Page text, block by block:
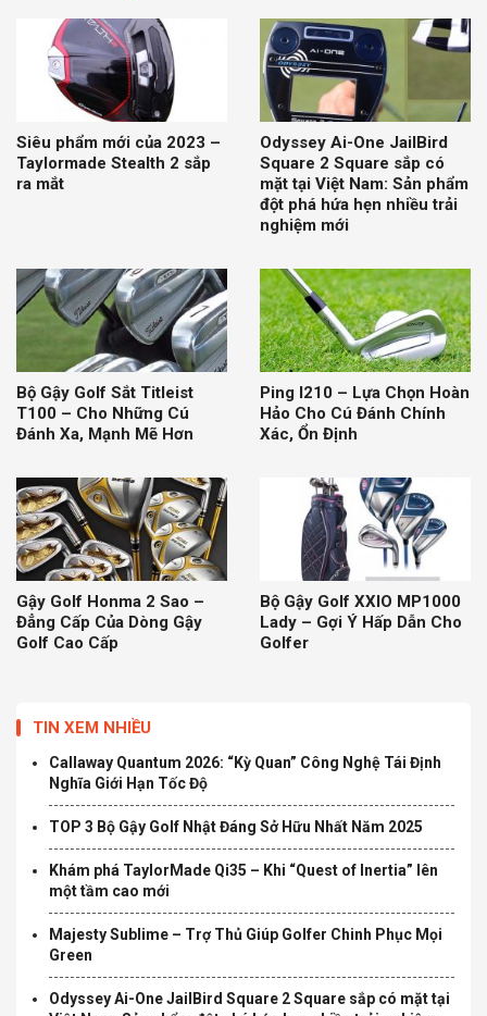
Siêu phẩm mới của 2023 –
Taylormade Stealth 2 sắp
ra mắt
Odyssey Ai-One JailBird
Square 2 Square sắp có
mặt tại Việt Nam: Sản phẩm
đột phá hứa hẹn nhiều trải
nghiệm mới
Bộ Gậy Golf Sắt Titleist
T100 – Cho Những Cú
Đánh Xa, Mạnh Mẽ Hơn
Ping I210 – Lựa Chọn Hoàn
Hảo Cho Cú Đánh Chính
Xác, Ổn Định
Gậy Golf Honma 2 Sao –
Đẳng Cấp Của Dòng Gậy
Golf Cao Cấp
Bộ Gậy Golf XXIO MP1000
Lady – Gợi Ý Hấp Dẫn Cho
Golfer
TIN XEM NHIỀU
Callaway Quantum 2026: “Kỳ Quan” Công Nghệ Tái Định
Nghĩa Giới Hạn Tốc Độ
TOP 3 Bộ Gậy Golf Nhật Đáng Sở Hữu Nhất Năm 2025
Khám phá TaylorMade Qi35 – Khi “Quest of Inertia” lên
một tầm cao mới
Majesty Sublime – Trợ Thủ Giúp Golfer Chinh Phục Mọi
Green
Odyssey Ai-One JailBird Square 2 Square sắp có mặt tại